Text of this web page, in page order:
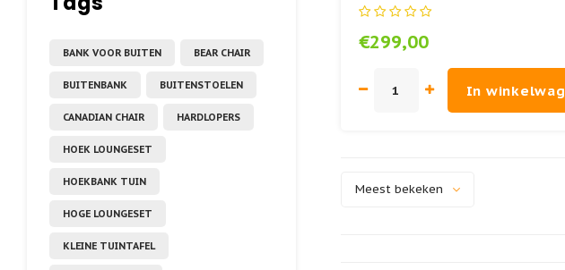
BANK VOOR BUITEN BEAR CHAIR
BUITENBANK BUITENSTOELEN
CANADIAN CHAIR HARDLOPERS
HOEK LOUNGESET
HOEKBANK TUIN
HOGE LOUNGESET
KLEINE TUINTAFEL
Outsider
€299,00
In
Meest bekeken